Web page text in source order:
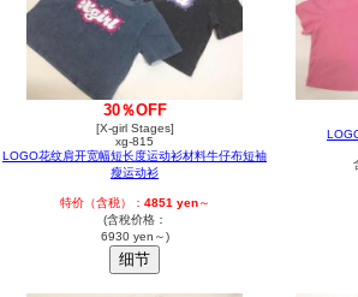
30％OFF
[X-girl Stages]
xg-815
LOGO花纹肩开宽幅短长度运动衫材料牛仔布短袖
瘦运动衫
特价（含税）： 4851 yen～
(含稅价格：
6930 yen～)